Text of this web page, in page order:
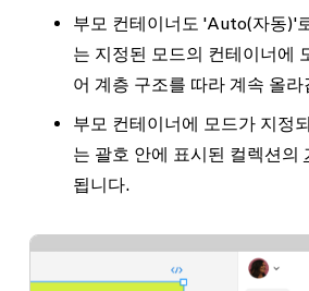
부모 컨테이너도 'Auto(자동)'
는 지정된 모드의 컨테이너에
어 계층 구조를 따라 계속 올라
부모 컨테이너에 모드가 지정
는 괄호 안에 표시된 컬렉션의
됩니다.